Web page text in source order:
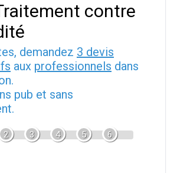
contre
demandez 3 devis
aux professionnels dans
pub et sans
2 3 4 5 6